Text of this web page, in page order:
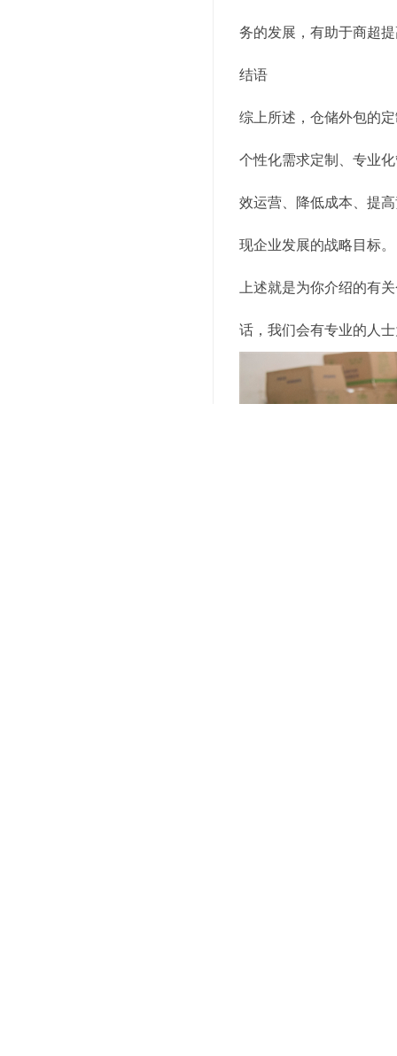
务的发展，有助于商超
结语
综上所述，仓储外包的
个性化需求定制、专业
效运营、降低成本、提
现企业发展的战略目标。
上述就是为你介绍的有
话，我们会有专业的人